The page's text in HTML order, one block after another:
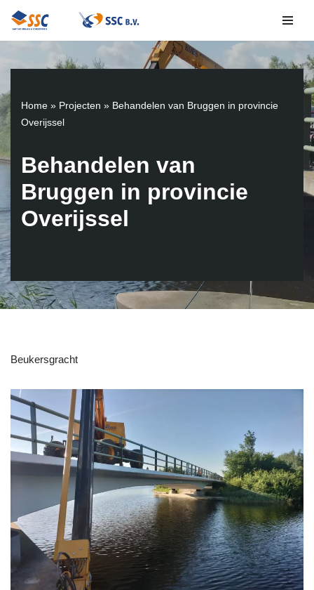
de
Home » Projecten » Behandelen van Bruggen in provincie
Overijssel
Behandelen van
Bruggen in provincie
Overijssel
Beukersgracht